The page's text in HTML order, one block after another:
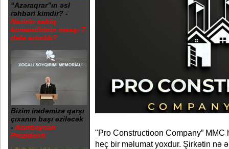
“Azəraqrar”ın əsl
rəhbəri kimdir? -
Nazirin sabiq
komandirinin maaşı 7
dəfə artırılıb?
Bizim iradəmizə qarşı
çıxanın başı əziləcək
- Azərbaycan
Prezidenti
"Pro Constructioon Company” MMC
heç bir məlumat yoxdur. Şirkətin nə